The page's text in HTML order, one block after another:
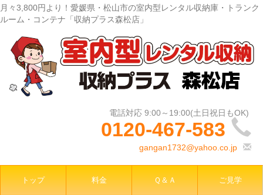
月々3,800円より！愛媛県・松山市の室内型レンタル収納庫・トランク
ルーム・コンテナ「収納プラス森松店」
0120-467-583
gangan1732@yahoo.co.jp
トップ 料金 Ｑ＆Ａ ご見学